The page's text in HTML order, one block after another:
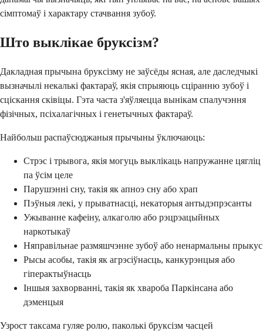
сімптомаў і характару стачвання зубоў.
Што выклікае бруксізм?
Дакладная прычына бруксізму не заўсёды ясная, але даследчыкі
вызначылі некалькі фактараў, якія спрыяюць сціранню зубоў і
сціскання сківіцы. Гэта часта з'яўляецца вынікам спалучэння
фізічных, псіхалагічных і генетычных фактараў.
Найбольш распаўсюджаныя прычыны ўключаюць:
Стрэс і трывога, якія могуць выклікаць напружанне цягліц
па ўсім целе
Парушэнні сну, такія як апноэ сну або храп
Пэўныя лекі, у прыватнасці, некаторыя антыдэпрэсанты
Ужыванне кафеіну, алкаголю або рэцрэацыйных
наркотыкаў
Няправільнае размяшчэнне зубоў або ненармальны прыкус
Рысы асобы, такія як агрэсіўнасць, канкурэнцыя або
гіперактыўнасць
Іншыя захворванні, такія як хвароба Паркінсана або
дэменцыя
Узрост таксама гуляе ролю, паколькі бруксізм часцей